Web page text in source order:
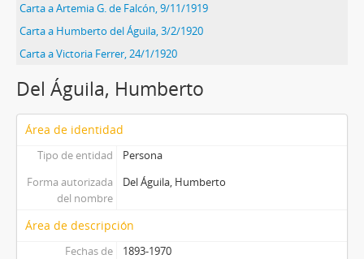
Carta a Artemia G. de Falcón, 9/11/1919
Carta a Humberto del Águila, 3/2/1920
Carta a Victoria Ferrer, 24/1/1920
Del Águila, Humberto
Área de identidad
Tipo de entidad
Persona
Forma autorizada
del nombre
Del Águila, Humberto
Área de descripción
Fechas de
1893-1970